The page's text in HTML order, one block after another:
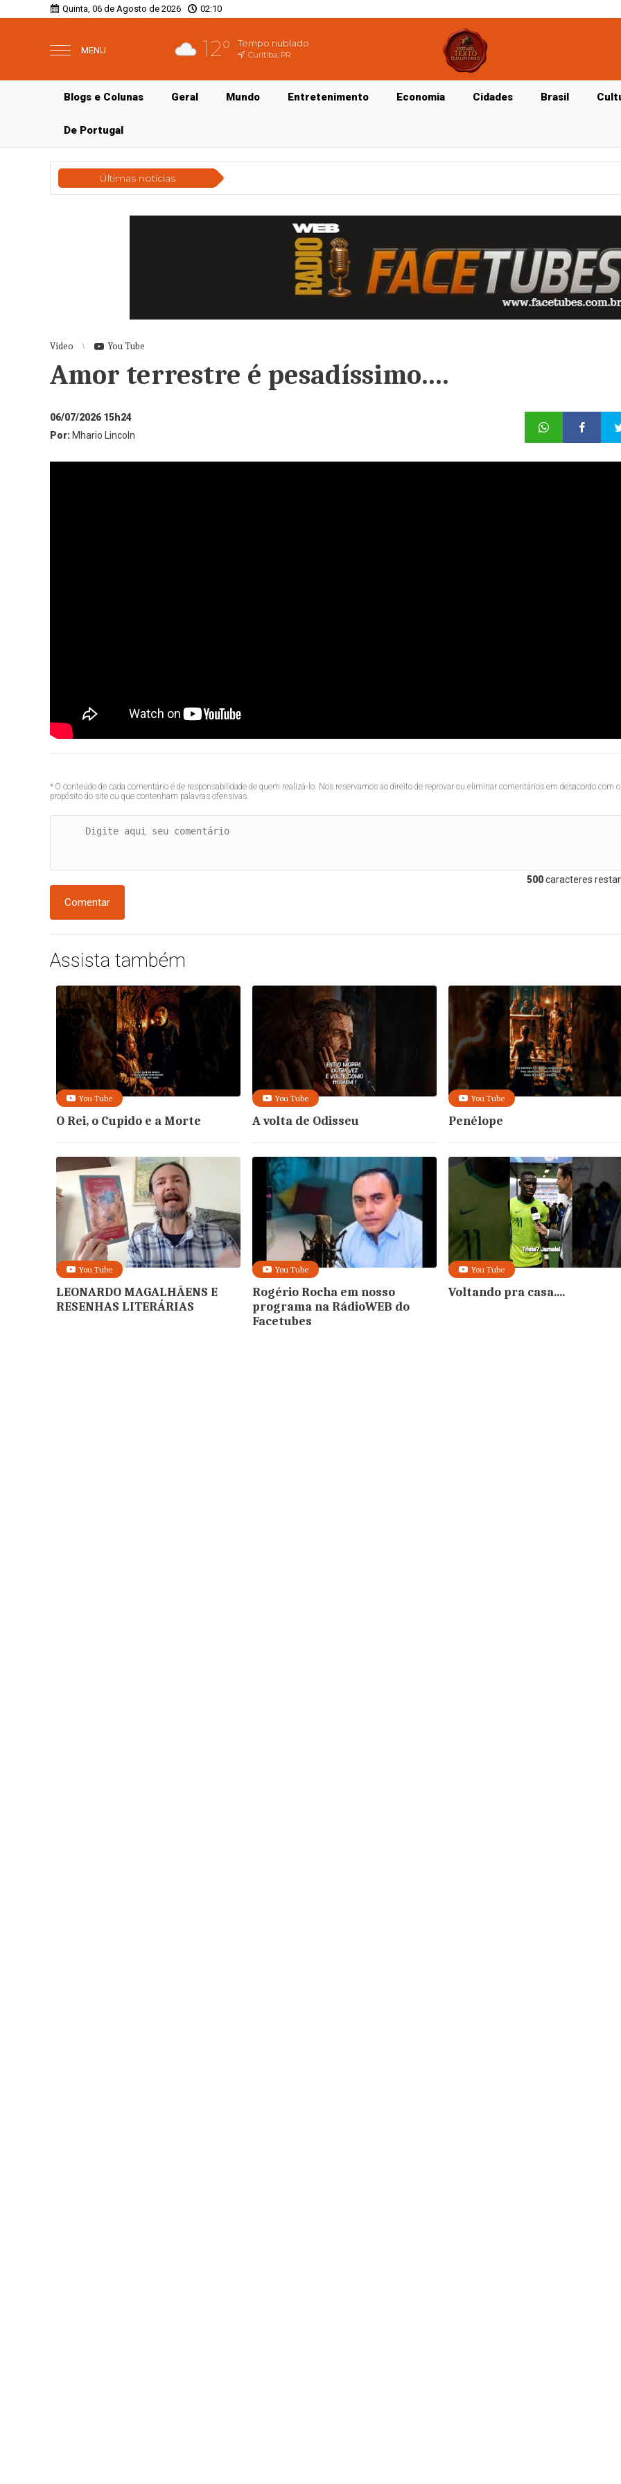
Quinta, 06 de Agosto de 2026 02:10
MENU 12° Tempo nublado
Curitiba, PR
Blogs e Colunas Geral Mundo Entretenimento Economia Cidades Brasil
De Portugal
Últimas notícias
Vídeo You Tube
Amor terrestre é pesadíssimo....
06/07/2026 15h24
Por: Mhario Lincoln
* O conteúdo de cada comentário é de responsabilidade de quem realizá-lo. Nos reservamos ao direito de reprovar ou eliminar comentários em desacordo com o
propósito do site ou que contenham palavras ofensivas.
500caracteres
Comentar
Assista também
You Tube
O Rei, o Cupido e a Morte
You Tube
A volta de Odisseu
You Tube
Penélope
You Tube
LEONARDO MAGALHÃENS E
RESENHAS LITERÁRIAS
You Tube
Rogério Rocha em nosso
programa na RádioWEB do
Facetubes
You Tube
Voltando pra casa....